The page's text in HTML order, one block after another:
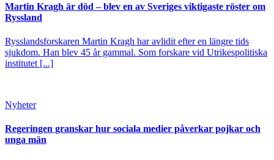
Martin Kragh är död – blev en av Sveriges viktigaste röster om
Ryssland
Rysslandsforskaren Martin Kragh har avlidit efter en längre tids
sjukdom. Han blev 45 år gammal. Som forskare vid Utrikespolitiska
institutet [...]
Nyheter
Regeringen granskar hur sociala medier påverkar pojkar och
unga män